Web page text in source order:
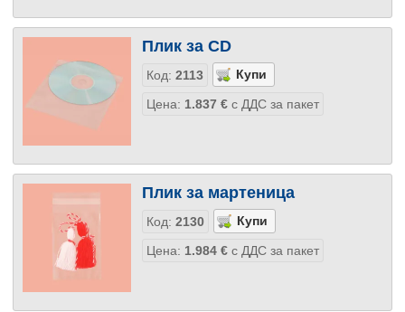
Плик за CD
Код: 2113
Цена: 1.837 €с ДДС за пакет
Плик за мартеница
Код: 2130
Цена: 1.984 €с ДДС за пакет